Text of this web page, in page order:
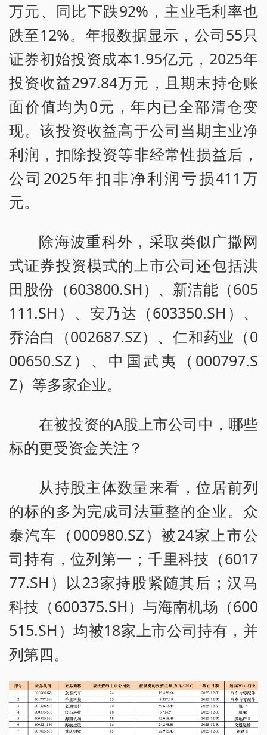
万元、同比下跌92%，主业毛利率也
跌至12%。年报数据显示，公司55只
证券初始投资成本1.95亿元，2025年
投资收益297.84万元，且期末持仓账
面价值均为0元，年内已全部清仓变
现。该投资收益高于公司当期主业净
利润，扣除投资等非经常性损益后，
公司2025年扣非净利润亏损411万
元。
除海波重科外，采取类似广撒网
式证券投资模式的上市公司还包括洪
田股份（603800.SH）、新洁能（605
111.SH）、安乃达（603350.SH）、
乔治白（002687.SZ）、仁和药业（0
00650.SZ）、中国武夷（000797.S
Z）等多家企业。
在被投资的A股上市公司中，哪些
标的更受资金关注？
从持股主体数量来看，位居前列
的标的多为完成司法重整的企业。众
泰汽车（000980.SZ）被24家上市公
司持有，位列第一；千里科技（6017
77.SH）以23家持股紧随其后；汉马
科技（600375.SH）与海南机场（600
515.SH）均被18家上市公司持有，并
列第四。